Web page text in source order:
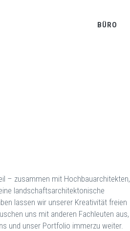
BÜRO
– zusammen mit Hochbauarchitekten,
landschaftsarchitektonische
lassen wir unserer Kreativität freien
uns mit anderen Fachleuten aus,
und unser Portfolio immerzu weiter.